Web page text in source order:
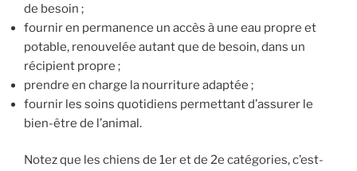
de besoin ;
fournir en permanence un accès à une eau propre et
potable, renouvelée autant que de besoin, dans un
récipient propre ;
prendre en charge la nourriture adaptée ;
fournir les soins quotidiens permettant d’assurer le
bien-être de l’animal.
Notez que les chiens de 1er et de 2e catégories, c’est-